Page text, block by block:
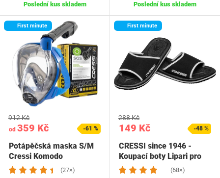
Poslední kus skladem Poslední kus skladem
First minute
od 359 Kč
912 Kč
-61 %
Potápěčská maska S/M
Cressi Komodo
XDT125020
(27×)
First minute
149 Kč
288 Kč
-48 %
CRESSI since 1946 -
Koupací boty Lipari pro
dospělé a děti,…(68×)